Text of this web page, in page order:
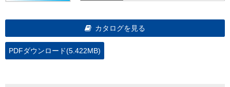
カタログを見る
PDFダウンロード(5.422MB)